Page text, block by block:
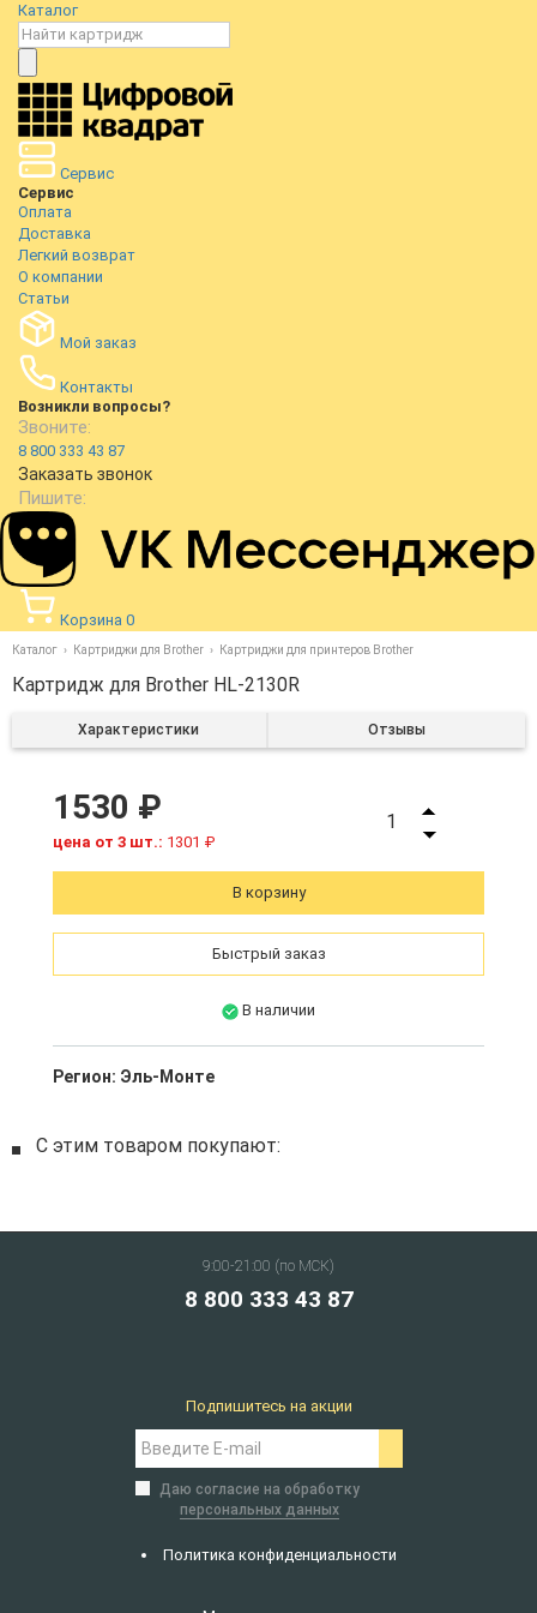
Каталог
Сервис
Сервис
Оплата
Доставка
Легкий возврат
О компании
Статьи
Мой заказ
Контакты
Возникли вопросы?
Звоните:
8 800 333 43 87
Заказать звонок
Пишите:
Корзина 0
Каталог Картриджи для Brother Картриджи для принтеров Brother
Картридж для Brother HL-2130R
Характеристики Отзывы
1530 ₽
цена от 3 шт.: 1301 ₽
1
В корзину
Быстрый заказ
В наличии
Регион: Эль-Монте
С этим товаром покупают:
9:00-21:00 (по МСК)
8 800 333 43 87
Политика конфиденциальности
Подпишитесь на акции
Даю согласие на обработку
персональных данных